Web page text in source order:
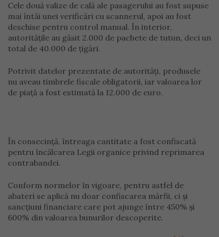
Cele două valize de cală ale pasagerului au fost supuse
mai întâi unei verificări cu scannerul, apoi au fost
deschise pentru control manual. În interior,
autoritățile au găsit 2.000 de pachete de tutun, deci un
total de 40.000 de țigări.
Potrivit datelor prezentate de autorități, produsele
nu aveau timbrele fiscale obligatorii, iar valoarea lor
de piață a fost estimată la 12.000 de euro.
În consecință, întreaga cantitate a fost confiscată
pentru încălcarea Legii organice privind reprimarea
contrabandei.
Conform normelor în vigoare, pentru astfel de
abateri se aplică nu doar confiscarea mărfii, ci și
sancțiuni financiare care pot ajunge între 450% și
600% din valoarea bunurilor descoperite.